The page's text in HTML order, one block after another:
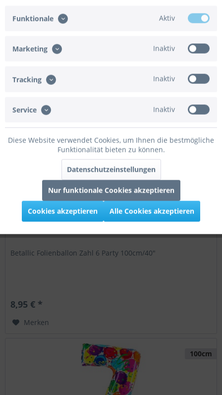
8,95 € *
Merken
Betallic Folienballon Zahl 6 Party 100cm/40"
Betallic Folienballon Zahl 6 Party 100cm/40"
8,95 € *
Merken
100cm
Funktionale Aktiv
Marketing Inaktiv
Tracking Inaktiv
Service Inaktiv
Diese Website verwendet Cookies, um Ihnen die bestmögliche
Funktionalität bieten zu können.
Datenschutzeinstellungen
Nur funktionale Cookies akzeptieren
Cookies akzeptieren Alle Cookies akzeptieren